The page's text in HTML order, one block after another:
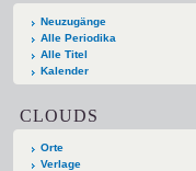
Neuzugänge
Alle Periodika
Alle Titel
Kalender
CLOUDS
Orte
Verlage